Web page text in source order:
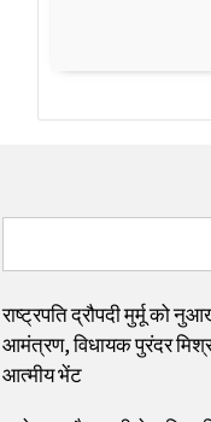
राष्ट्रपति द्रौपदी मुर्मू को
आमंत्रण, विधायक पुरंदर
आत्मीय भेंट